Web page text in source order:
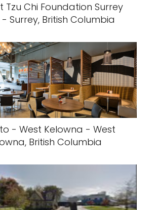
Tzu Chi Foundation Surrey
Surrey, British Columbia
- West Kelowna - West
British Columbia